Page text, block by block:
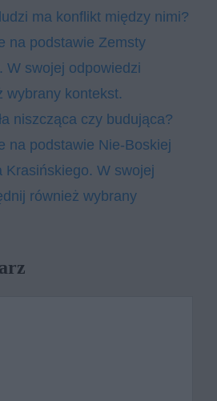
ma konflikt między nimi?
na podstawie Zemsty
W swojej odpowiedzi
wybrany kontekst.
niszcząca czy budująca?
na podstawie Nie-Boskiej
Krasińskiego. W swojej
również wybrany